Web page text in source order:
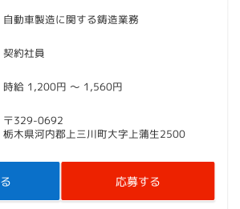
自動車製造に関する鋳造業務
契約社員
時給 1,200円 〜 1,560円
〒329-0692
栃木県河内郡上三川町大字上蒲生2500
応募する